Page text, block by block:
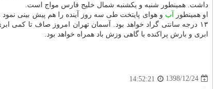
داشت. همینطور شنبه و یكشنبه شمال خلیج فارس مواج است.
او همینطور آب
۱۳ درجه سانتی گراد خواهد بود. آسمان تهران امروز صاف تا كمی
ابری و بارش پراكنده با گاهی وزش باد همراه خواهد بود.
1398/12/24
14:52:21